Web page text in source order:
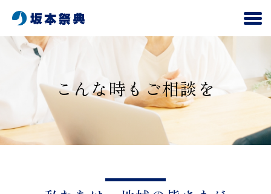
こんな時もご相談を